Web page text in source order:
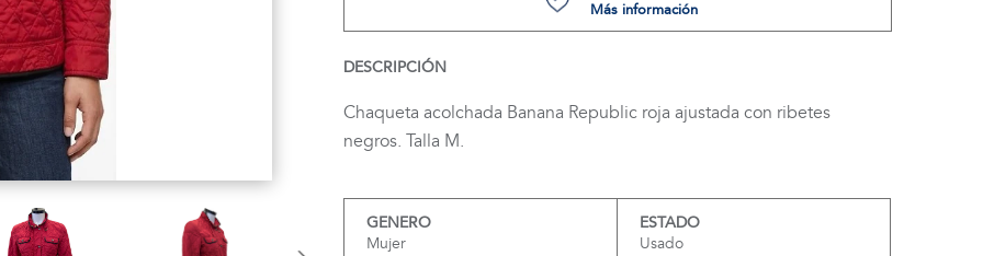
Más información
DESCRIPCIÓN
Chaqueta acolchada Banana Republic roja ajustada con ribetes
negros. Talla M.
GENERO
Mujer
ESTADO
Usado